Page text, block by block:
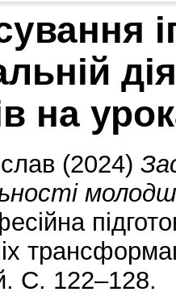
на
(2024)
С. 122–128.